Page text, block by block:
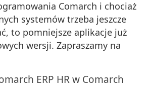
Comarch i chociaż
systemów trzeba jeszcze
to pomniejsze aplikacje już
wersji. Zapraszamy na
ERP HR w Comarch